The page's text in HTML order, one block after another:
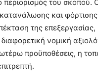
περιορισμός του
και
της
νομική
προϋποθέσεις, η